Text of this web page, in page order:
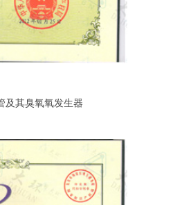
及其臭氧氧发生器